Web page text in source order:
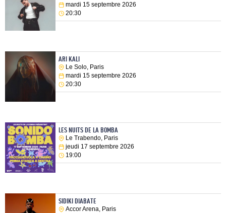
mardi 15 septembre 2026
20:30
ARI KALI
Le Solo, Paris
mardi 15 septembre 2026
20:30
LES NUITS DE LA BOMBA
Le Trabendo, Paris
jeudi 17 septembre 2026
19:00
SIDIKI DIABATE
Accor Arena, Paris